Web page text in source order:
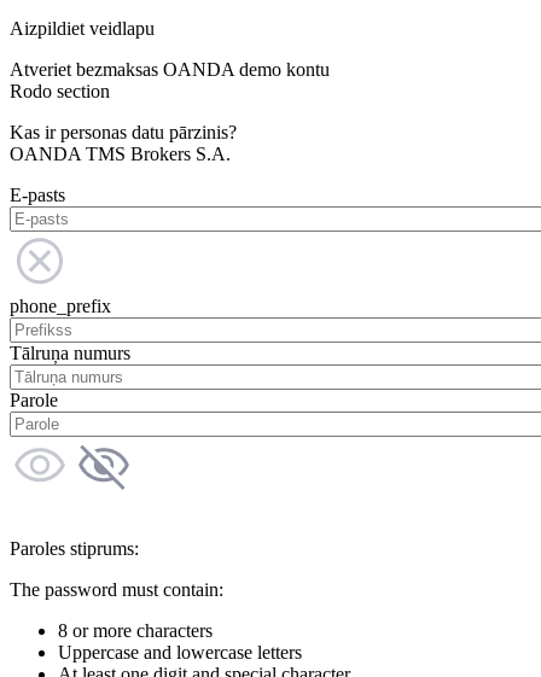
Aizpildiet veidlapu
Atveriet bezmaksas OANDA demo kontu
Rodo section
Kas ir personas datu pārzinis?
OANDA TMS Brokers S.A.
E-pasts
phone_prefix
Tālruņa numurs
Parole
Paroles stiprums:
The password must contain:
8 or more characters
Uppercase and lowercase letters